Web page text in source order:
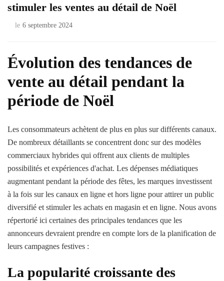
stimuler les ventes au détail de Noël
le 6 septembre 2024
Évolution des tendances de
vente au détail pendant la
période de Noël
Les consommateurs achètent de plus en plus sur différents canaux.
De nombreux détaillants se concentrent donc sur des modèles
commerciaux hybrides qui offrent aux clients de multiples
possibilités et expériences d'achat. Les dépenses médiatiques
augmentant pendant la période des fêtes, les marques investissent
à la fois sur les canaux en ligne et hors ligne pour attirer un public
diversifié et stimuler les achats en magasin et en ligne. Nous avons
répertorié ici certaines des principales tendances que les
annonceurs devraient prendre en compte lors de la planification de
leurs campagnes festives :
La popularité croissante des